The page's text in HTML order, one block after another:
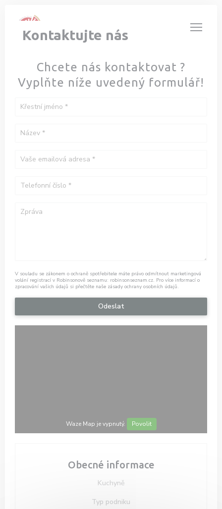
Kontaktujte nás
Chcete nás kontaktovat ?
Vyplňte níže uvedený formulář!
V souladu se zákonem o ochraně spotřebitele máte právo odmítnout marketingová
volání registrací v Robinsonově seznamu: robinsonseznam.cz. Pro více informací o
zpracování vašich údajů si přečtěte naše zásady ochrany osobních údajů.
Waze Map je vypnutý. Povolit
Obecné informace
Kuchyně
Typ podniku